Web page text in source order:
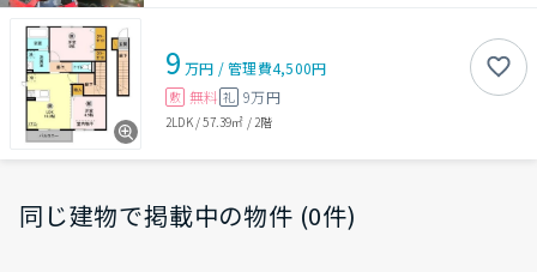
9 万円 /管理費4,500円
敷 無料 礼 9万円
2LDK/57.39㎡ / 2階
同じ建物で掲載中の物件 (0件)